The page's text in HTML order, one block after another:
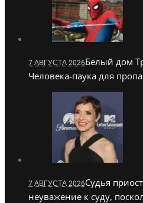
7 АВГУСТА 2026Белый дом
Человека-паука для
7 АВГУСТА 2026Судья
неуважение к суду,